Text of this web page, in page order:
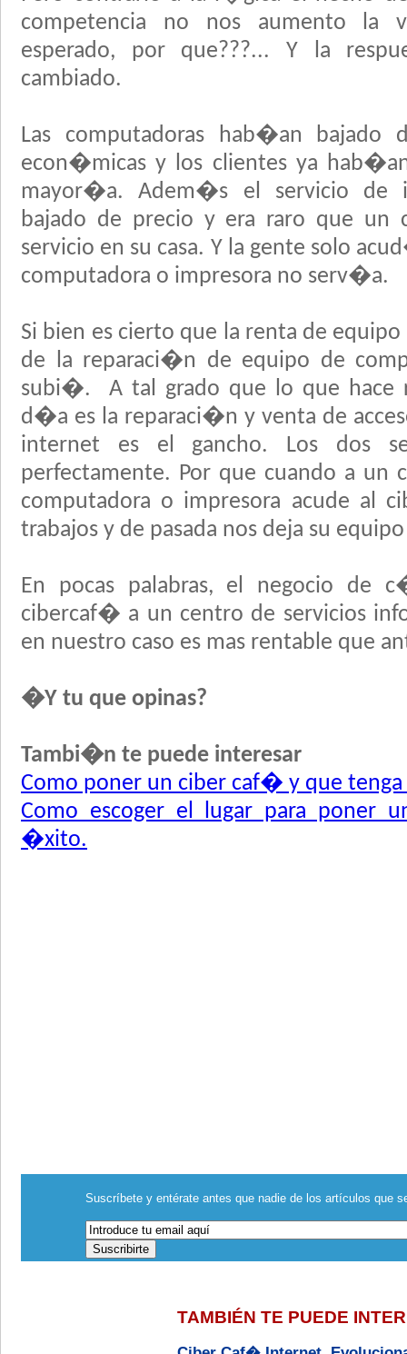
competencia no nos aumento la
esperado, por que???... Y la
cambiado.
Las computadoras hab�an bajado
econ�micas y los clientes ya
mayor�a. Adem�s el servicio
bajado de precio y era raro que un
servicio en su casa. Y la gente solo
computadora o impresora no serv�a.
Si bien es cierto que la renta de
de la reparaci�n de equipo de
subi�. A tal grado que lo que hace
d�a es la reparaci�n y venta de
internet es el gancho. Los dos
perfectamente. Por que cuando a un
computadora o impresora acude al
trabajos y de pasada nos deja su
En pocas palabras, el negocio de
cibercaf� a un centro de servicios
en nuestro caso es mas rentable que
�Y tu que opinas?
Tambi�n te puede interesar
Como poner un ciber caf� y que
Como escoger el lugar para poner
�xito.
Suscríbete y entérate antes que nadie de los artículos que
TAMBIÉN TE PUEDE